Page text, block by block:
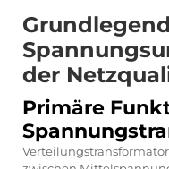
der
Primäre